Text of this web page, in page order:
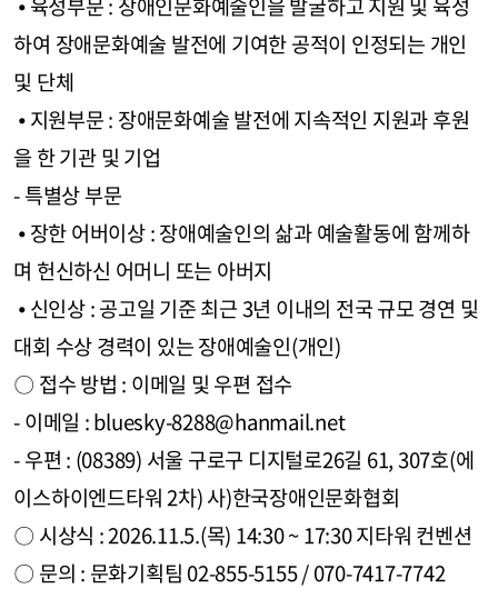
하여 장애문화예술 발전에 기여한 공적이 인정되는 개인
및 단체
⦁ 지원부문 : 장애문화예술 발전에 지속적인 지원과 후원
을 한 기관 및 기업
- 특별상 부문
⦁ 장한 어버이상 : 장애예술인의 삶과 예술활동에 함께하
며 헌신하신 어머니 또는 아버지
⦁ 신인상 : 공고일 기준 최근 3년 이내의 전국 규모 경연 및
대회 수상 경력이 있는 장애예술인(개인)
〇 접수 방법 : 이메일 및 우편 접수
- 이메일 : bluesky-8288@hanmail.net
- 우편 : (08389) 서울 구로구 디지털로26길 61, 307호(에
이스하이엔드타워 2차) 사)한국장애인문화협회
〇 시상식 : 2026.11.5.(목) 14:30 ~ 17:30 지타워 컨벤션
〇 문의 : 문화기획팀 02-855-5155 / 070-7417-7742